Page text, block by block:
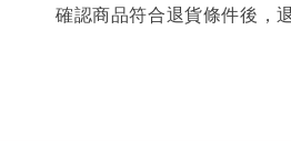
確認商品符合退貨條件後，